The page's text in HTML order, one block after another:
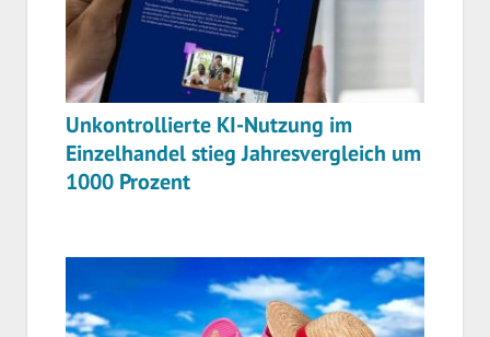
Unkontrollierte KI-Nutzung im
Einzelhandel stieg Jahresvergleich um
1000 Prozent